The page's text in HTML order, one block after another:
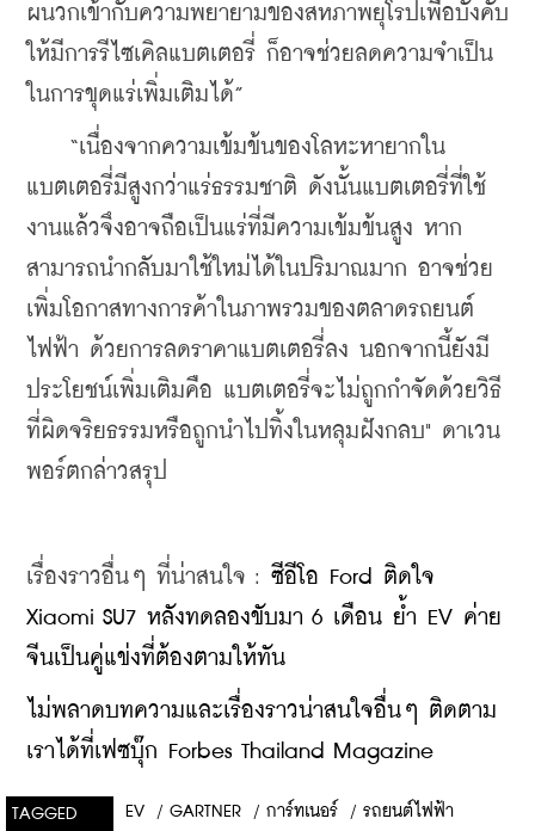
ผนวกเข้ากับความพยายามของสหภาพยุโรปเพื่อบังคับ
ให้มีการรีไซเคิลแบตเตอรี่ ก็อาจช่วยลดความจำเป็น
ในการขุดแร่เพิ่มเติมได้”
“เนื่องจากความเข้มข้นของโลหะหายากใน
แบตเตอรี่มีสูงกว่าแร่ธรรมชาติ ดังนั้นแบตเตอรี่ที่ใช้
งานแล้วจึงอาจถือเป็นแร่ที่มีความเข้มข้นสูง หาก
สามารถนำกลับมาใช้ใหม่ได้ในปริมาณมาก อาจช่วย
เพิ่มโอกาสทางการค้าในภาพรวมของตลาดรถยนต์
ไฟฟ้า ด้วยการลดราคาแบตเตอรี่ลง นอกจากนี้ยังมี
ประโยชน์เพิ่มเติมคือ แบตเตอรี่จะไม่ถูกกำจัดด้วยวิธี
ที่ผิดจริยธรรมหรือถูกนำไปทิ้งในหลุมฝังกลบ" ดาเวน
พอร์ตกล่าวสรุป
เรื่องราวอื่นๆ ที่น่าสนใจ : ซีอีโอ Ford ติดใจ
Xiaomi SU7 หลังทดลองขับมา 6 เดือน ย้ำ EV ค่าย
จีนเป็นคู่แข่งที่ต้องตามให้ทัน
ไม่พลาดบทความและเรื่องราวน่าสนใจอื่นๆ ติดตาม
เราได้ที่เฟซบุ๊ก Forbes Thailand Magazine
TAGGED EV / GARTNER / การ์ทเนอร์ / รถยนต์ไฟฟ้า